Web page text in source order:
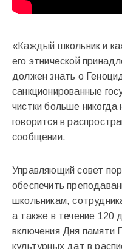
«Каждый школьник и
его этнической
должен знать о
санкционированные
чистки больше
говорится в
сообщении.
Управляющий совет
обеспечить
школьникам,
а также в течение 120
включения Дня памяти
культурных дат в